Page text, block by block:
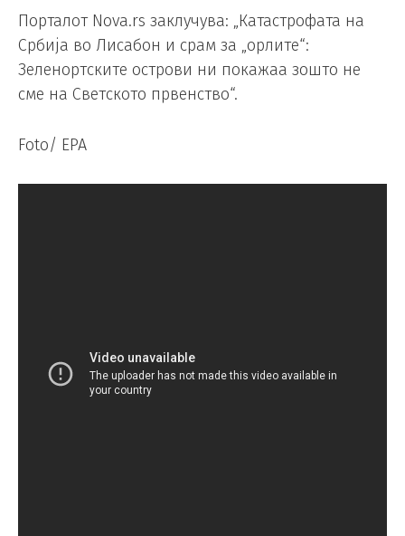
Порталот Nova.rs заклучува: „Катастрофата на
Србија во Лисабон и срам за „орлите“:
Зеленортските острови ни покажаа зошто не
сме на Светското првенство“.
Foto/ EPA